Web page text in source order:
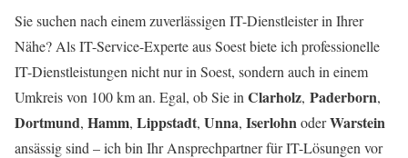
Sie suchen nach einem zuverlässigen IT-Dienstleister in Ihrer
Nähe? Als IT-Service-Experte aus Soest biete ich professionelle
IT-Dienstleistungen nicht nur in Soest, sondern auch in einem
Umkreis von 100 km an. Egal, ob Sie in Clarholz, Paderborn,
Dortmund, Hamm, Lippstadt, Unna, Iserlohn oderWarstein
ansässig sind – ich bin Ihr Ansprechpartner für IT-Lösungen vor